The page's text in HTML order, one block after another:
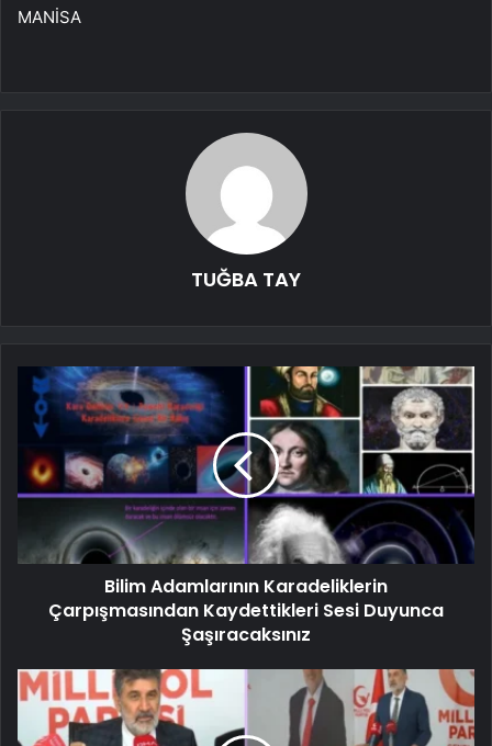
MANİSA
TUĞBA TAY
Bilim Adamlarının Karadeliklerin
Çarpışmasından Kaydettikleri Sesi Duyunca
Şaşıracaksınız